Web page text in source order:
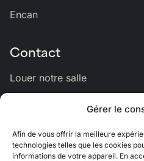
Gérer le
Afin de vous offrir la meilleure
technologies telles que les cookies
informations de votre appareil. En
Encan
Contact
Louer notre salle
Lien
Lien